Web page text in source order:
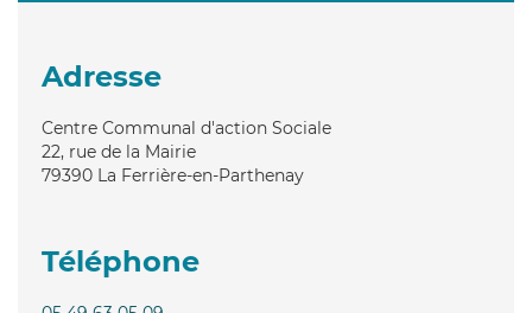
Adresse
Centre Communal d'action Sociale
22, rue de la Mairie
79390 La Ferrière-en-Parthenay
Téléphone